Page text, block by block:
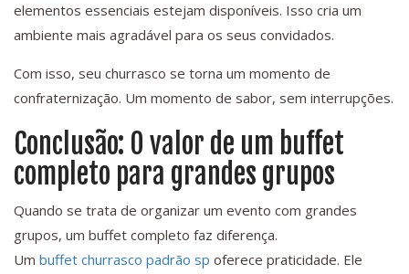
elementos essenciais estejam disponíveis. Isso cria um
ambiente mais agradável para os seus convidados.
Com isso, seu churrasco se torna um momento de
confraternização. Um momento de sabor, sem interrupções.
Conclusão: O valor de um buffet
completo para grandes grupos
Quando se trata de organizar um evento com grandes
grupos, um buffet completo faz diferença.
Um buffet churrasco padrão sp oferece praticidade. Ele